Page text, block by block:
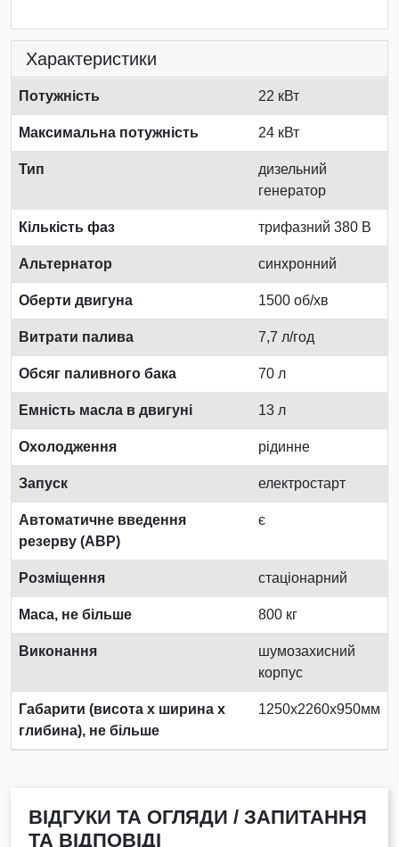
Характеристики
Потужність 22 кВт
Максимальна потужність 24 кВт
Тип
дизельний
генератор
Кількість фаз трифазний 380 В
Альтернатор синхронний
Оберти двигуна 1500 об/хв
Витрати палива 7,7 л/год
Обсяг паливного бака 70 л
Емність масла в двигуні 13 л
Охолодження рідинне
Запуск електростарт
Автоматичне введення
резерву (АВР)
є
Розміщення стаціонарний
Маса, не більше 800 кг
Виконання
шумозахисний
корпус
Габарити (висота х ширина х
глибина), не більше
1250х2260х950мм
ВІДГУКИ ТА ОГЛЯДИ / ЗАПИТАННЯ
ТА ВІДПОВІДІ